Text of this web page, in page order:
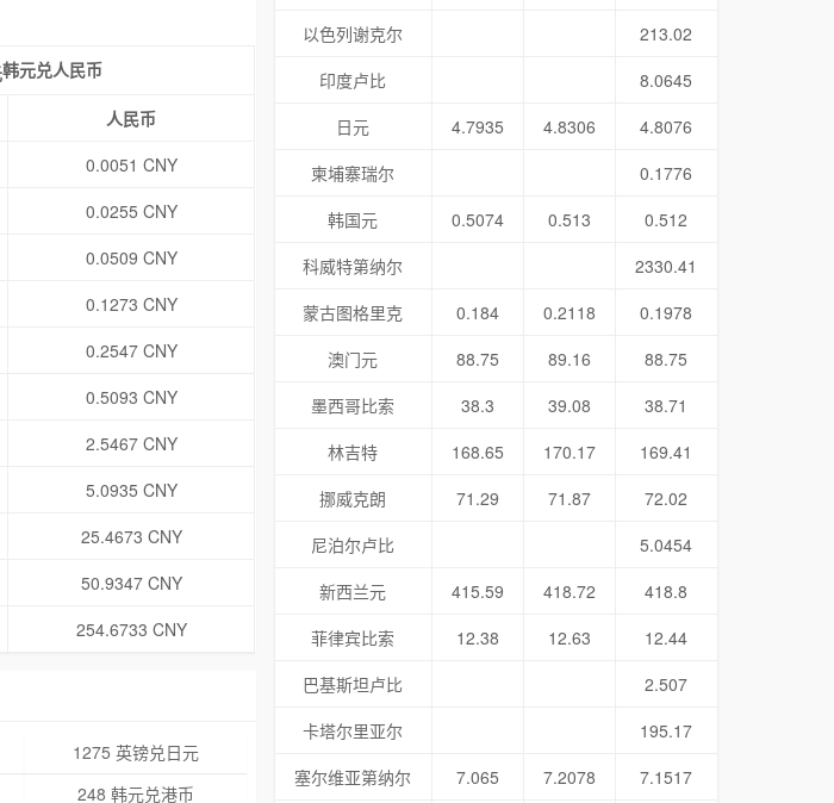
韩元兑人民币
人民币
0.0051 CNY
0.0255 CNY
0.0509 CNY
0.1273 CNY
0.2547 CNY
0.5093 CNY
2.5467 CNY
5.0935 CNY
25.4673 CNY
50.9347 CNY
254.6733 CNY
1275 英镑兑日元
248 韩元兑港币
以色列谢克尔
213.02
印度卢比
8.0645
日元
4.7935 4.8306
4.8076
柬埔寨瑞尔
0.1776
韩国元
0.5074 0.513
0.512
科威特第纳尔
2330.41
蒙古图格里克
0.184 0.2118
0.1978
澳门元
88.75 89.16
88.75
墨西哥比索
38.3 39.08
38.71
林吉特
168.65 170.17
169.41
挪威克朗
71.29 71.87
72.02
尼泊尔卢比
5.0454
新西兰元
415.59 418.72
418.8
菲律宾比索
12.38 12.63
12.44
巴基斯坦卢比
2.507
卡塔尔里亚尔
195.17
塞尔维亚第纳尔
7.065 7.2078
7.1517